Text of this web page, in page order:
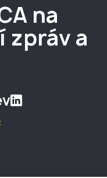
na
zpráv a